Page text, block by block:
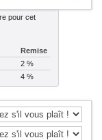
pour cet
Remise
2 %
4 %